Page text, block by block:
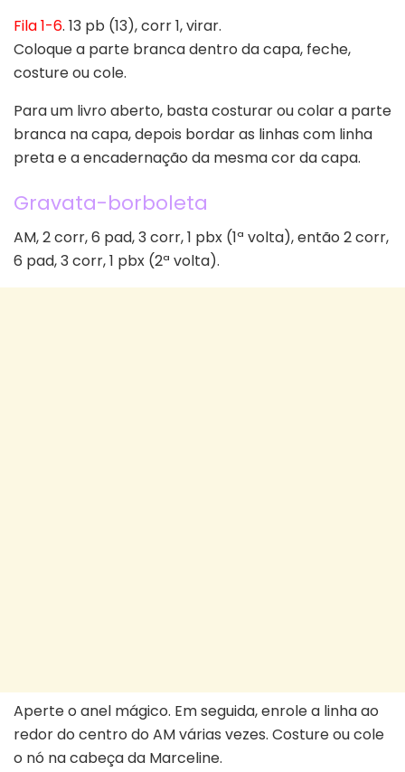
Fila 1-6. 13 pb (13), corr 1, virar.
Coloque a parte branca dentro da capa, feche,
costure ou cole.
Para um livro aberto, basta costurar ou colar a parte
branca na capa, depois bordar as linhas com linha
preta e a encadernação da mesma cor da capa.
Gravata-borboleta
AM, 2 corr, 6 pad, 3 corr, 1 pbx (1ª volta), então 2 corr,
6 pad, 3 corr, 1 pbx (2ª volta).
Aperte o anel mágico. Em seguida, enrole a linha ao
redor do centro do AM várias vezes. Costure ou cole
o nó na cabeça da Marceline.